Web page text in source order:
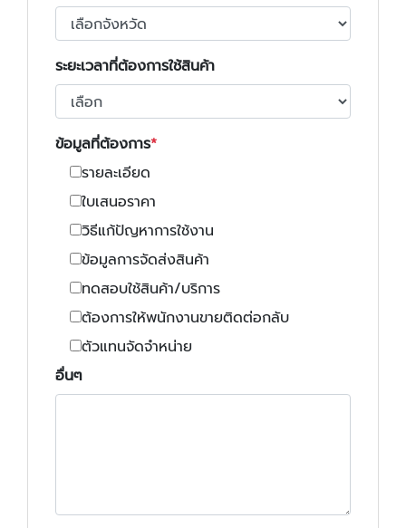
ระยะเวลาที่ต้องการใช้สินค้า
ข้อมูลที่ต้องการ
รายละเอียด
ใบเสนอราคา
วิธีแก้ปัญหาการใช้งาน
ข้อมูลการจัดส่งสินค้า
ทดสอบใช้สินค้า/บริการ
ต้องการให้พนักงานขายติดต่อกลับ
ตัวแทนจัดจำหน่าย
อื่นๆ